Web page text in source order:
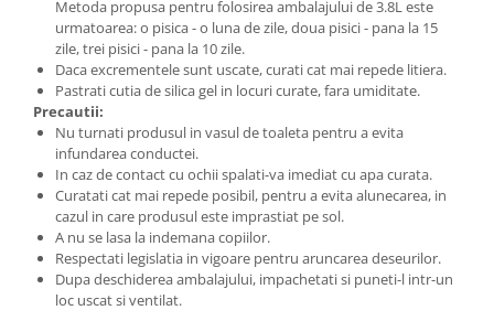
Metoda propusa pentru folosirea ambalajului de 3.8L este
urmatoarea: o pisica - o luna de zile, doua pisici - pana la 15
zile, trei pisici - pana la 10 zile.
Daca excrementele sunt uscate, curati cat mai repede litiera.
Pastrati cutia de silica gel in locuri curate, fara umiditate.
Precautii:
Nu turnati produsul in vasul de toaleta pentru a evita
infundarea conductei.
In caz de contact cu ochii spalati-va imediat cu apa curata.
Curatati cat mai repede posibil, pentru a evita alunecarea, in
cazul in care produsul este imprastiat pe sol.
A nu se lasa la indemana copiilor.
Respectati legislatia in vigoare pentru aruncarea deseurilor.
Dupa deschiderea ambalajului, impachetati si puneti-l intr-un
loc uscat si ventilat.